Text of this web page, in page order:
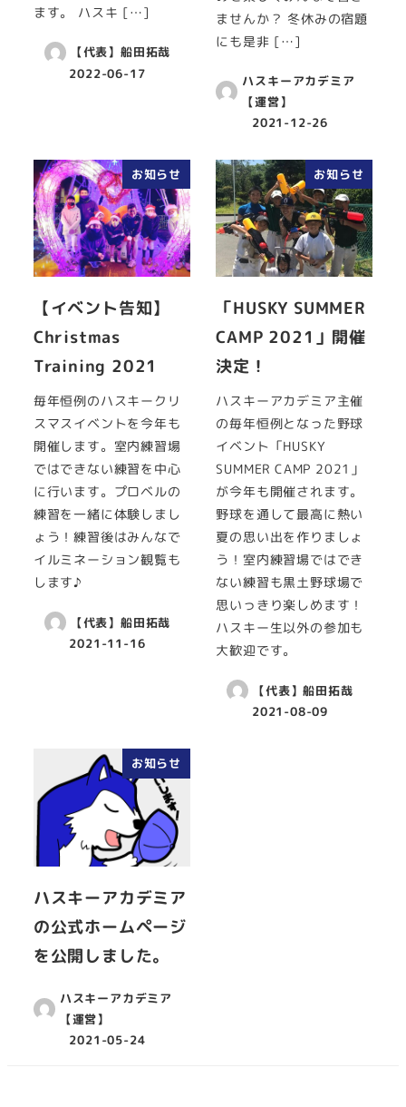
ます。 ハスキ […]
【代表】船田拓哉
2022-06-17
ませんか？ 冬休みの宿題
にも是非 […]
ハスキーアカデミア
【運営】
2021-12-26
お知らせ
【イベント告知】
Christmas
Training 2021
毎年恒例のハスキークリ
スマスイベントを今年も
開催します。室内練習場
ではできない練習を中心
に行います。プロベルの
練習を一緒に体験しまし
ょう！練習後はみんなで
イルミネーション観覧も
します♪
【代表】船田拓哉
2021-11-16
お知らせ
「HUSKY SUMMER
CAMP 2021」開催
決定！
ハスキーアカデミア主催
の毎年恒例となった野球
イベント「HUSKY
SUMMER CAMP 2021」
が今年も開催されます。
野球を通して最高に熱い
夏の思い出を作りましょ
う！室内練習場ではでき
ない練習も黒土野球場で
思いっきり楽しめます！
ハスキー生以外の参加も
大歓迎です。
【代表】船田拓哉
2021-08-09
お知らせ
ハスキーアカデミア
の公式ホームページ
を公開しました。
ハスキーアカデミア
【運営】
2021-05-24